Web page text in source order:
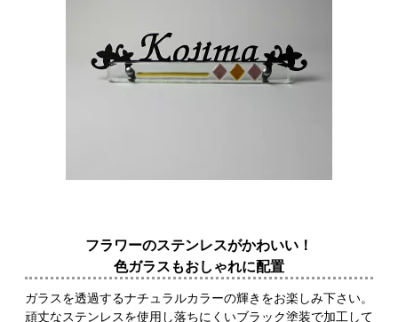
フラワーのステンレスがかわいい！
色ガラスもおしゃれに配置
ガラスを透過するナチュラルカラーの輝きをお楽しみ下さい。
頑丈なステンレスを使用し落ちにくいブラック塗装で加工して